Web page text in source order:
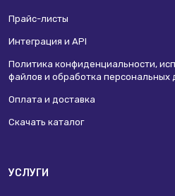
Прайс-листы
Интеграция и API
Политика конфиденциальности,
файлов и обработка персональных
Оплата и доставка
Скачать каталог
УСЛУГИ